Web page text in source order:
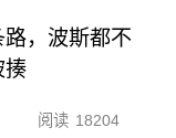
，波斯都不
揍
阅读 18204